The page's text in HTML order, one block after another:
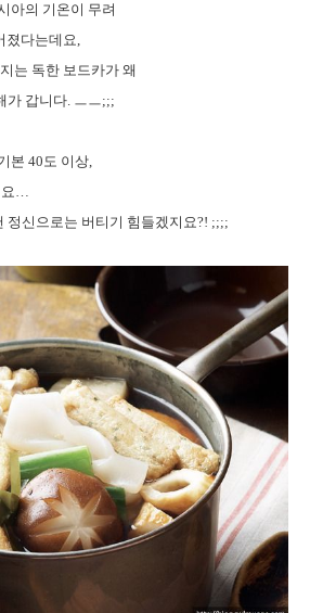
아의 기온이 무려
졌다는데요,
는 독한 보드카가 왜
가 갑니다. ㅡㅡ;;;
본 40도 이상,
요…
신으로는 버티기 힘들겠지요?! ;;;;